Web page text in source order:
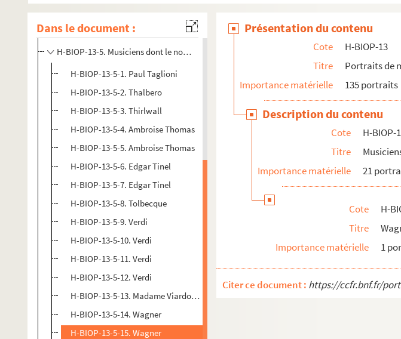
Dans le document :
H-BIOP-13-3. Musiciens dont le nom commence par J, K, L et M
H-BIOP-13-4. Musiciens dont le nom commence par O, P, Q, R et S
H-BIOP-13-5. Musiciens dont le nom commence par T, V, W, X, Y et Z
H-BIOP-13-5-1. Paul Taglioni
H-BIOP-13-5-2. Thalbero
H-BIOP-13-5-3. Thirlwall
H-BIOP-13-5-4. Ambroise Thomas
H-BIOP-13-5-5. Ambroise Thomas
H-BIOP-13-5-6. Edgar Tinel
H-BIOP-13-5-7. Edgar Tinel
H-BIOP-13-5-8. Tolbecque
H-BIOP-13-5-9. Verdi
H-BIOP-13-5-10. Verdi
H-BIOP-13-5-11. Verdi
H-BIOP-13-5-12. Verdi
H-BIOP-13-5-13. Madame Viardot Garcia
H-BIOP-13-5-14. Wagner
H-BIOP-13-5-15. Wagner
Présentation du contenu
Cote
H-BIOP-13
Titre
Portraits de
Importance matérielle
135 portraits
Description du contenu
Cote
H-BIOP-
Titre
Importance matérielle
21
Cote
H-
Titre
Importance matérielle
1
Citer ce document : https://ccfr.bnf.fr/